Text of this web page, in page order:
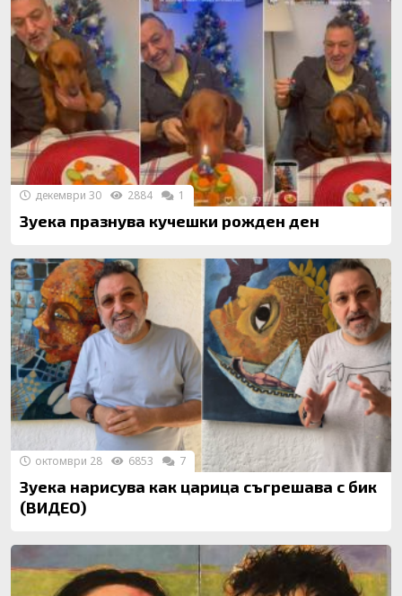
Зуека празнува кучешки рожден ден
декември 30 2884 1
Зуека нарисува как царица съгрешава с бик
(ВИДЕО)
октомври 28 6853 7